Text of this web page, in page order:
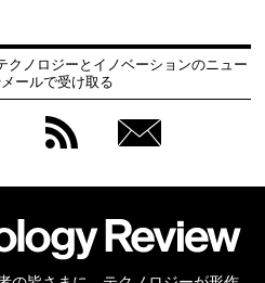
クノロジーとイノベーションのニュー
ールで受け取る